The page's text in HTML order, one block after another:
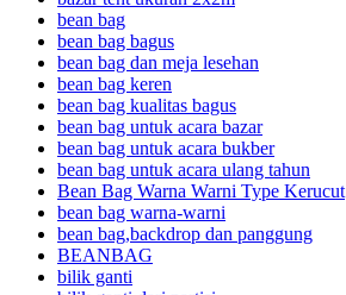
bean bag
bean bag bagus
bean bag dan meja lesehan
bean bag keren
bean bag kualitas bagus
bean bag untuk acara bazar
bean bag untuk acara bukber
bean bag untuk acara ulang tahun
Bean Bag Warna Warni Type Kerucut
bean bag warna-warni
bean bag,backdrop dan panggung
BEANBAG
bilik ganti